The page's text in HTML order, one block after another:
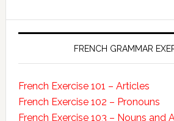
FRENCH GRAMMAR
French Exercise 101 – Articles
French Exercise 102 – Pronouns
French Exercise 103 – Nouns and